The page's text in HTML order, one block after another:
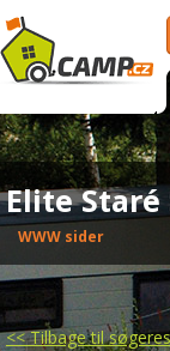
Elite Staré
WWW sider
<<Tilbage til